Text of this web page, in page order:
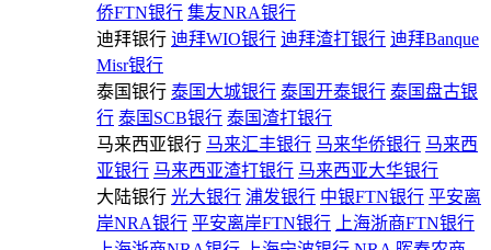
侨FTN银行 集友NRA银行
迪拜银行 迪拜WIO银行 迪拜渣打银行 迪拜Banque
Misr银行
泰国银行 泰国大城银行 泰国开泰银行 泰国盘古银
行 泰国SCB银行 泰国渣打银行
马来西亚银行 马来汇丰银行 马来华侨银行 马来西
亚银行 马来西亚渣打银行 马来西亚大华银行
大陆银行 光大银行 浦发银行 中银FTN银行 平安离
岸NRA银行 平安离岸FTN银行
上海浙商FTN银行